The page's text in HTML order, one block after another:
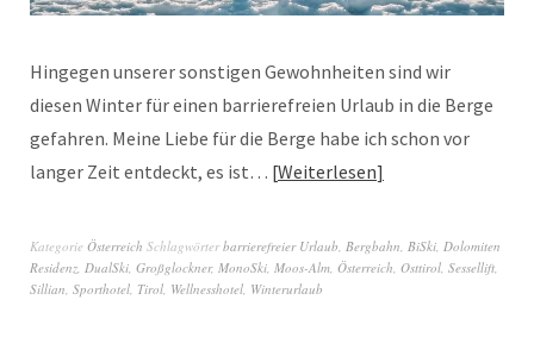
Hingegen unserer sonstigen Gewohnheiten sind wir
diesen Winter für einen barrierefreien Urlaub in die Berge
gefahren. Meine Liebe für die Berge habe ich schon vor
langer Zeit entdeckt, es ist… Weiterlesen
Kategorie Österreich Schlagwörterbarrierefreier Urlaub, Bergbahn, BiSki, Dolomiten
Residenz, DualSki, Großglockner, MonoSki, Moos-Alm, Österreich, Osttirol, Sessellift,
Sillian, Sporthotel, Tirol, Wellnesshotel, Winterurlaub